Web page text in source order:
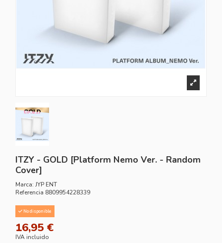
ITZY - GOLD [Platform Nemo Ver. - Random
Cover]
Marca: JYP ENT
Referencia 8809954228339
No disponible
16,95 €
IVA incluido